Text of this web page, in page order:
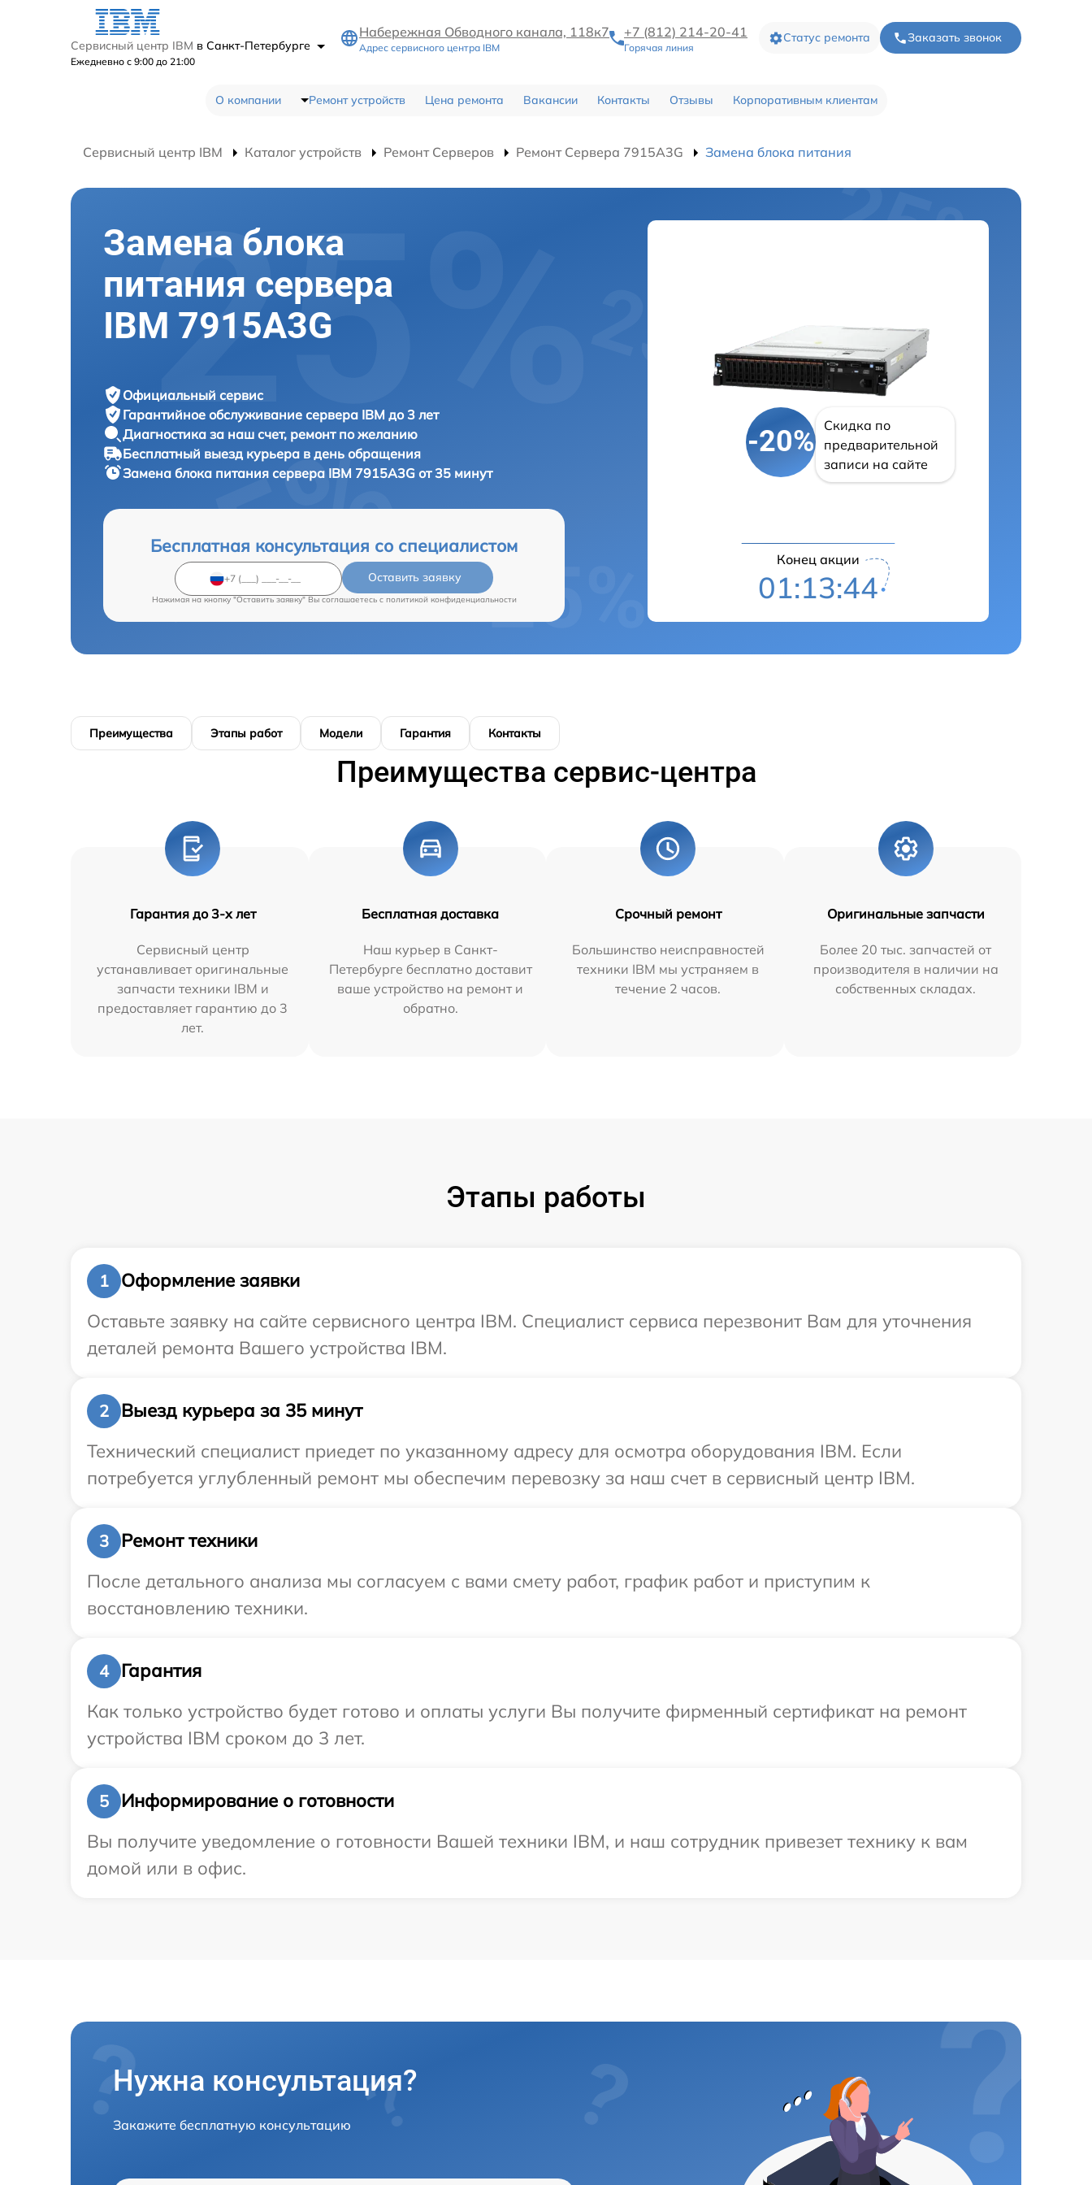
Сервисный центр IBM в Санкт-Петербурге
Ежедневно с 9:00 до 21:00
Набережная Обводного канала, 118к7
Адрес сервисного центра IBM
+7 (812) 214-20-41
Горячая линия
Статус ремонта Заказать звонок
О компании Ремонт устройств Цена ремонта Вакансии Контакты Отзывы Корпоративным клиентам
Сервисный центр IBM Каталог устройств Ремонт Серверов Ремонт Сервера 7915A3G Замена блока питания
Замена блока
питания сервера
IBM 7915A3G
Официальный сервис
Гарантийное обслуживание сервера IBM до 3 лет
Диагностика за наш счет, ремонт по желанию
Бесплатный выезд курьера в день обращения
Замена блока питания сервера IBM 7915A3G от 35 минут
Бесплатная консультация со специалистом
Оставить заявку
Нажимая на кнопку "Оставить заявку" Вы соглашаетесь c политикой конфиденциальности
-20%
Скидка по
предварительной
записи на сайте
Конец акции
01:13:43
Преимущества Этапы работ Модели Гарантия Контакты
Преимущества сервис-центра
Гарантия до 3-х лет
Сервисный центр
устанавливает оригинальные
запчасти техники IBM и
предоставляет гарантию до 3
лет.
Бесплатная доставка
Наш курьер в Санкт-
Петербурге бесплатно доставит
ваше устройство на ремонт и
обратно.
Срочный ремонт
Большинство неисправностей
техники IBM мы устраняем в
течение 2 часов.
Оригинальные запчасти
Более 20 тыс. запчастей от
производителя в наличии на
собственных складах.
Этапы работы
1
Оформление заявки
Оставьте заявку на сайте сервисного центра IBM. Специалист сервиса перезвонит Вам для уточнения
деталей ремонта Вашего устройства IBM.
2
Выезд курьера за 35 минут
Технический специалист приедет по указанному адресу для осмотра оборудования IBM. Если
потребуется углубленный ремонт мы обеспечим перевозку за наш счет в сервисный центр IBM.
3
Ремонт техники
После детального анализа мы согласуем с вами смету работ, график работ и приступим к
восстановлению техники.
4
Гарантия
Как только устройство будет готово и оплаты услуги Вы получите фирменный сертификат на ремонт
устройства IBM сроком до 3 лет.
5
Информирование о готовности
Вы получите уведомление о готовности Вашей техники IBM, и наш сотрудник привезет технику к вам
домой или в офис.
Нужна консультация?
Закажите бесплатную консультацию